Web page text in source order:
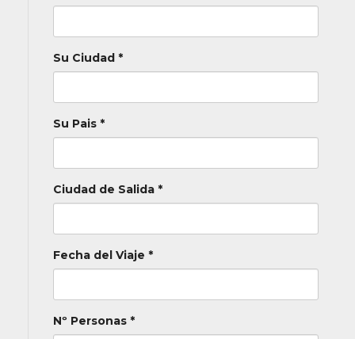
Su Ciudad *
Su Pais *
Ciudad de Salida *
Fecha del Viaje *
Nº Personas *